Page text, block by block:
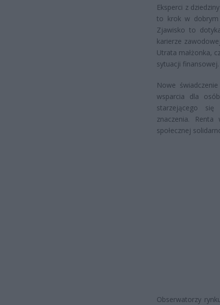
Eksperci z
to krok w dobrym
Zjawisko to
karierze
Utrata małżonka,
sytuacji finansowej.
Nowe
wsparcia dla
starzejącego się
znaczenia.
społecznej
Obserwatorzy